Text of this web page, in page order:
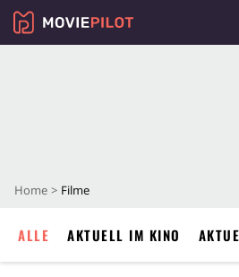
Home Filme
ALLE AKTUELL IM KINO